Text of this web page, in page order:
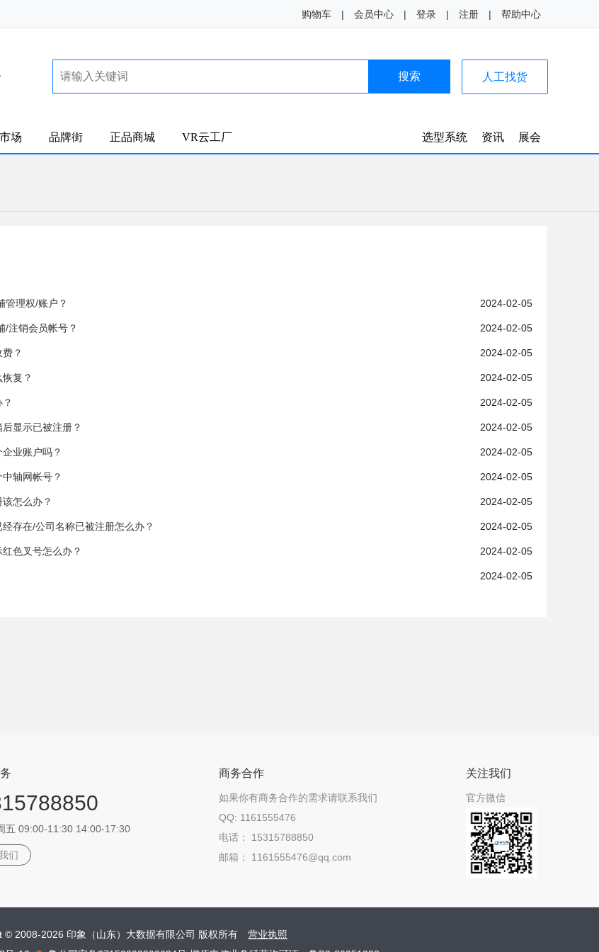
购物车 | 会员中心 | 登录 | 注册 | 帮助中心
搜索 人工找货
场 品牌街 正品商城 VR云工厂 选型系统 资讯 展会
2024-02-05
管理权/账户？
2024-02-05
/注销会员帐号？
2024-02-05
？
2024-02-05
复？
2024-02-05
2024-02-05
显示已被注册？
2024-02-05
业账户吗？
2024-02-05
轴网帐号？
2024-02-05
怎么办？
2024-02-05
存在/公司名称已被注册怎么办？
2024-02-05
色叉号怎么办？
2024-02-05
五 09:00-11:30 14:00-17:30
们
商务合作
如果你有商务合作的需求请联系我们
QQ: 1161555476
电话： 15315788850
邮箱： 1161555476@qq.com
关注我们
官方微信
© 2008-2026 印象（山东）大数据有限公司 版权所有
营业执照